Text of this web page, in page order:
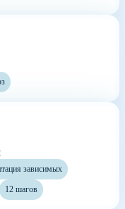
зависимых
12 шагов